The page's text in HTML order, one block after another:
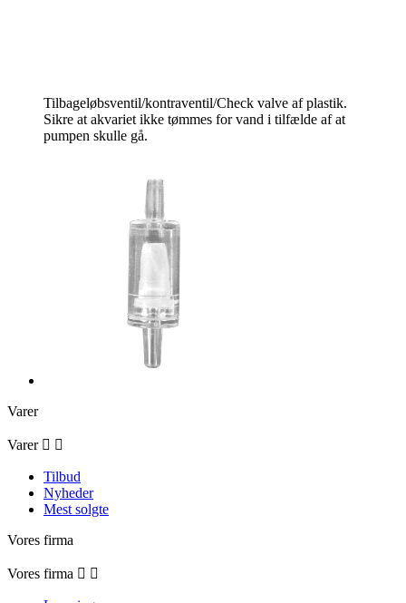
Tilbageløbsventil/kontraventil/Check valve af plastik.
Sikre at akvariet ikke tømmes for vand i tilfælde af at
pumpen skulle gå.
Varer
Varer  
Tilbud
Nyheder
Mest solgte
Vores firma
Vores firma  